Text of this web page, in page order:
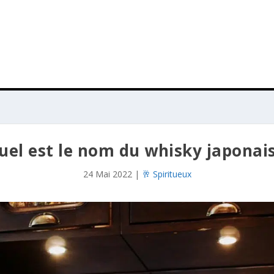
est le nom du whisky
24 Mai 2022 | 🥂 Spiritueux